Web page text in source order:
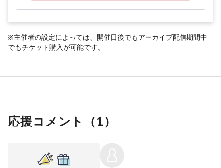
※主催者の設定によっては、開催日後でもアーカイブ配信期間中
でもチケット購入が可能です。
応援コメント（1）